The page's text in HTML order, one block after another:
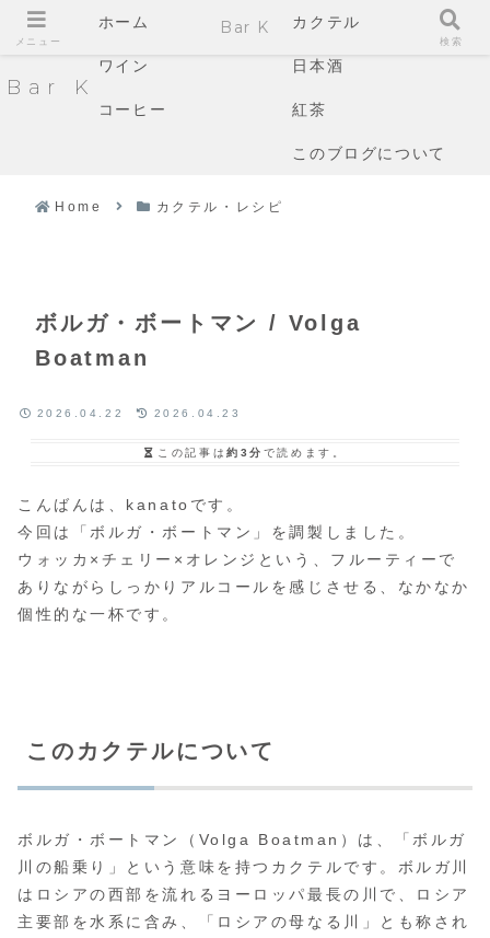
Bar K
ホーム カクテル
ワイン 日本酒
コーヒー 紅茶
このブログについて
Home カクテル・レシピ
ボルガ・ボートマン / Volga
Boatman
2026.04.22 2026.04.23
この記事は約3分 で読めます。
こんばんは、kanatoです。
今回は「ボルガ・ボートマン」を調製しました。
ウォッカ×チェリー×オレンジという、フルーティーで
ありながらしっかりアルコールを感じさせる、なかなか
個性的な一杯です。
このカクテルについて
ボルガ・ボートマン（Volga Boatman）は、「ボルガ
川の船乗り」という意味を持つカクテルです。ボルガ川
はロシアの西部を流れるヨーロッパ最長の川で、ロシア
主要部を水系に含み、「ロシアの母なる川」とも称され
メニュー
Bar K
検索